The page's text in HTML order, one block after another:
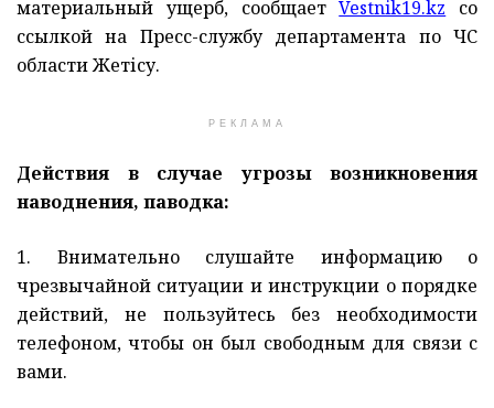
материальный ущерб, сообщаетVestnik19.kz со
ссылкой на Пресс-службу департамента по ЧС
области Жетісу.
РЕКЛАМА
Действия в случае угрозы возникновения
наводнения, паводка:
1. Внимательно слушайте информацию о
чрезвычайной ситуации и инструкции о порядке
действий, не пользуйтесь без необходимости
телефоном, чтобы он был свободным для связи с
вами.